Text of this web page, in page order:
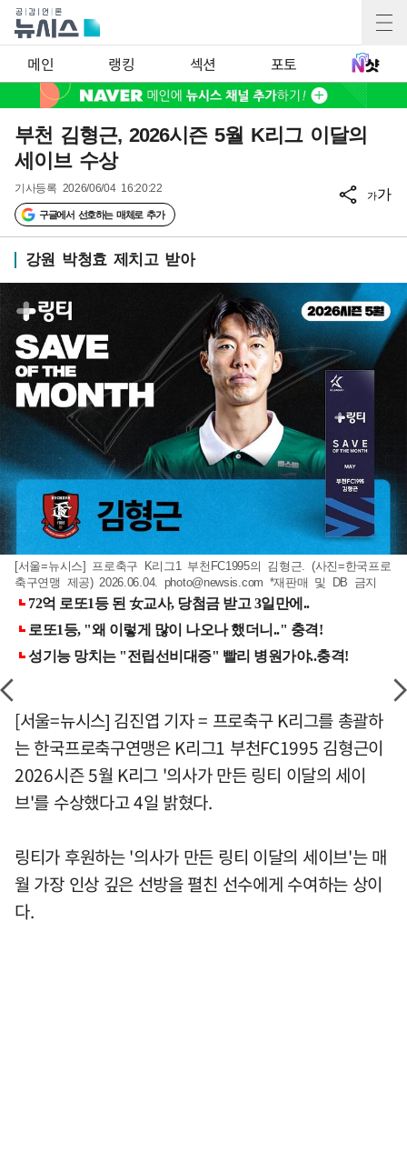
메인 랭킹 섹션 포토
부천 김형근, 2026시즌 5월 K리그 이달의
세이브 수상
기사등록 2026/06/04 16:20:22
구글에서 선호하는 매체로 추가
가가
강원 박청효 제치고 받아
[서울=뉴시스] 프로축구 K리그1 부천FC1995의 김형근. (사진=한국프로
축구연맹 제공) 2026.06.04. photo@newsis.com *재판매 및 DB 금지
[서울=뉴시스] 김진엽 기자 = 프로축구 K리그를 총괄하
는 한국프로축구연맹은 K리그1 부천FC1995 김형근이
2026시즌 5월 K리그 '의사가 만든 링티 이달의 세이
브'를 수상했다고 4일 밝혔다.
링티가 후원하는 '의사가 만든 링티 이달의 세이브'는 매
월 가장 인상 깊은 선방을 펼친 선수에게 수여하는 상이
다.